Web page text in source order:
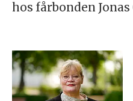
hos fårbonden